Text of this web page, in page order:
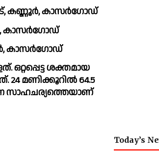
കണ്ണൂര്‍, കാസര്‍ഗോഡ്
കാസര്‍ഗോഡ്
കാസര്‍ഗോഡ്
ഒറ്റപ്പെട്ട ശക്തമായ
24 മണിക്കൂറില്‍ 64.5
സാഹചര്യത്തെയാണ്
Today’s